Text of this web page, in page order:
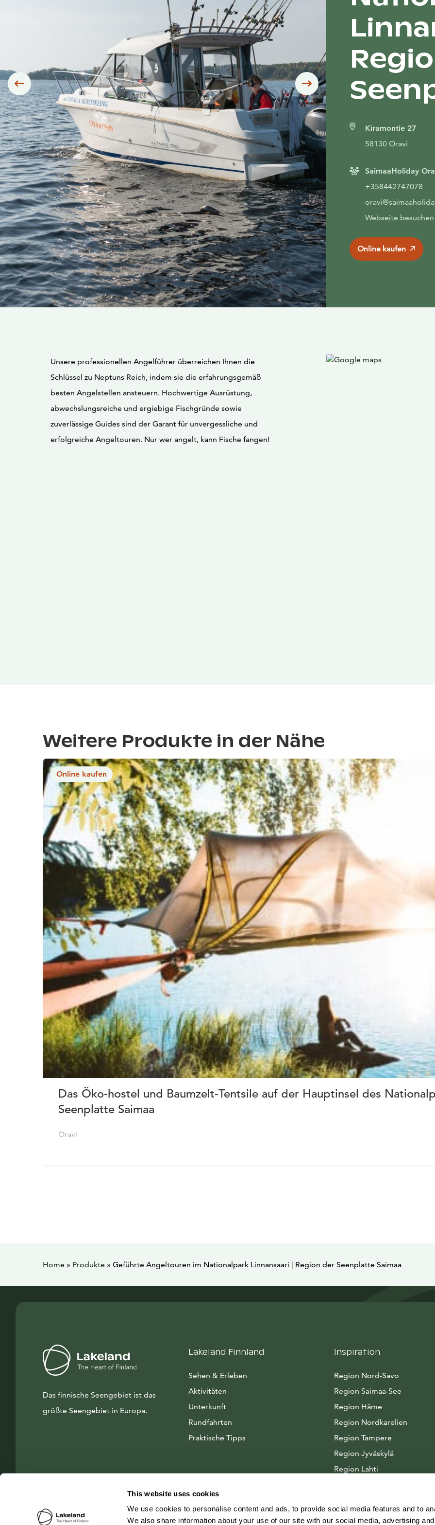
This website uses cookies
We use cookies to personalise content and ads, to provide social media features and to
We also share information about your use of our site with our social media, advertising
Siirry edelliseen Siirry seuraavaan
Kiramontie 27
58130 Oravi
SaimaaHoliday
+358442747078
Webseite besuchen
Online kaufen
Unsere professionellen Angelführer überreichen Ihnen die
Schlüssel zu Neptuns Reich, indem sie die erfahrungsgemäß
besten Angelstellen ansteuern. Hochwertige Ausrüstung,
abwechslungsreiche und ergiebige Fischgründe sowie
zuverlässige Guides sind der Garant für unvergessliche und
erfolgreiche Angeltouren. Nur wer angelt, kann Fische fangen!
Weitere Produkte in der Nähe
Online kaufen
Das Öko-hostel und Baumzelt-Tentsile auf der Hauptinsel des
Seenplatte Saimaa
Oravi
Home » Produkte » Geführte Angeltouren im Nationalpark Linnansaari | Region der Seenplatte Saimaa
Das finnische Seengebiet ist das
größte Seengebiet in Europa.
Lakeland Finnland
Sehen & Erleben
Aktivitäten
Unterkunft
Rundfahrten
Praktische Tipps
Inspiration
Region Nord-Savo
Region Saimaa-See
Region Häme
Region Nordkarelien
Region Tampere
Region Jyväskylä
Region Lahti